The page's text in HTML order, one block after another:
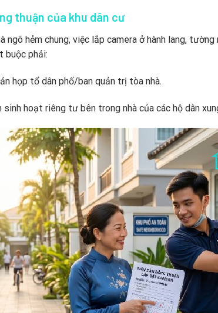
thuận của khu dân cư
ngõ hẻm chung, việc lắp camera ở hành lang,
buộc phải:
họp tổ dân phố/ban quản trị tòa nhà.
hoạt riêng tư bên trong nhà của các hộ dân